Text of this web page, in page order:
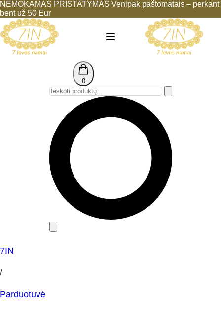
NEMOKAMAS PRISTATYMAS Venipak paštomatais – perkant
bent už 50 Eur
0
7IN
/
Parduotuvė